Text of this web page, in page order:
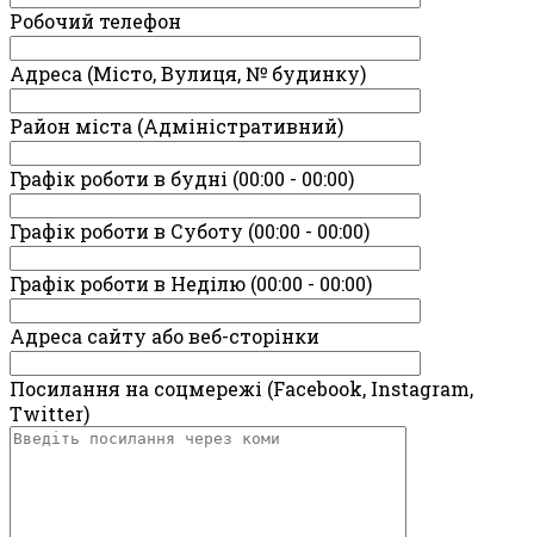
Робочий телефон
Адреса (Місто, Вулиця, № будинку)
Район міста (Адміністративний)
Графік роботи в будні (00:00 - 00:00)
Графік роботи в Суботу (00:00 - 00:00)
Графік роботи в Неділю (00:00 - 00:00)
Адреса сайту або веб-сторінки
Посилання на соцмережі (Facebook, Instagram,
Twitter)